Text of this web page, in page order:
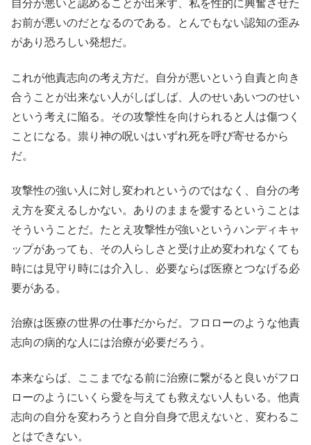
自分が悪いと認めることが出来ず、私を性的に興奮させた
お前が悪いのだとなるのである。とんでもない認知の歪み
があり恐ろしい発想だ。
これが他責志向の考え方だ。自分が悪いという自責と向き
合うことが出来ない人がしばしば、人のせいあいつのせい
という考えに陥る。その攻撃性を向けられると人は傷つく
ことになる。祟り神の呪いはいずれ死を呼び寄せるから
だ。
攻撃性の強い人に対し変われというのではなく、自分の考
え方を変えるしかない。ありのままを愛するということは
そういうことだ。たとえ攻撃性が強いというハンディキャ
ップがあっても、その人らしさと受け止め変われなくても
時には見守り時には介入し、必要ならば医療とつなげる必
要がある。
治療は医療の世界の仕事だからだ。フロローのような他責
志向の病的な人には治療が必要だろう。
本来ならば、ここまでなる前に治療に繋がると良いがフロ
ローのようにいくら愛を与えても救えない人もいる。他責
志向の自分を変わろうと自分自身で思えないと、変わるこ
とはできない。